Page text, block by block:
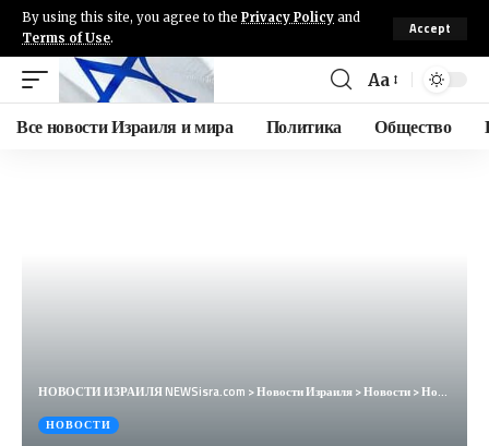
By using this site, you agree to the Privacy Policy and
Terms of Use.
Accept
Aa
Все новости Израиля и мира Политика Общество
НОВОСТИ ИЗРАИЛЯ NEWSisra.com >Новости Израиля>Новости>Новости Израиля. СЕСТРА ГЛАВАРЯ ХАМАС АРЕСТОВАНА В ИЗРАИЛЕ. Выпуск 606. Радио Наария #новостиизраиля
НОВОСТИ